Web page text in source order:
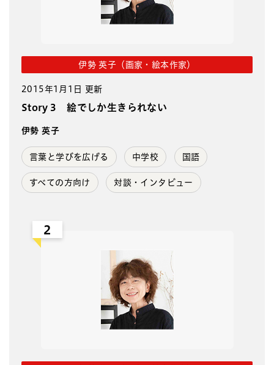
伊勢 英子（画家・絵本作家）
2015年1月1日 更新
Story 3 絵でしか生きられない
伊勢 英子
言葉と学びを広げる 中学校 国語
すべての方向け 対談・インタビュー
2